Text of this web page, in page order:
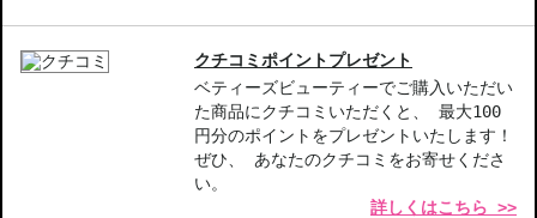
日々のスキンケアで肌の潤いを保ちたい男性
軽い使い心地の保湿クリームを探している方
クチコミポイントプレゼント
ベティーズビューティーでご購入いただい
た商品にクチコミいただくと、 最大100
円分のポイントをプレゼントいたします！
ぜひ、 あなたのクチコミをお寄せくださ
い。
詳しくはこちら >>